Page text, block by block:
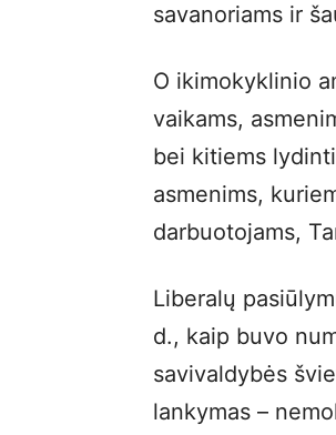
savanoriams ir
O ikimokyklinio
vaikams,
bei kitiems
asmenims,
darbuotojams,
Liberalų
d., kaip buvo
savivaldybės
lankymas –